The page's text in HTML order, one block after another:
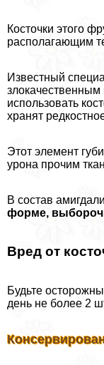
Косточки этого
располагающим
Известный
злокачественным
использовать
хранят
Этот элемент
урона прочим
В состав
форме,
Вред от
Будьте
день не более 2